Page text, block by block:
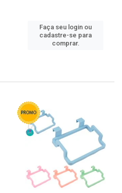
Faça seu login ou
cadastre-se para
comprar.